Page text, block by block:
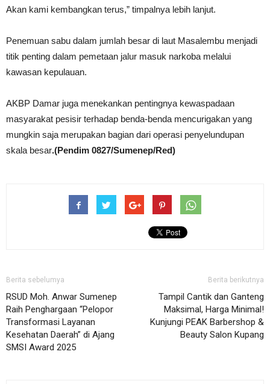
Akan kami kembangkan terus,” timpalnya lebih lanjut.
Penemuan sabu dalam jumlah besar di laut Masalembu menjadi
titik penting dalam pemetaan jalur masuk narkoba melalui
kawasan kepulauan.
AKBP Damar juga menekankan pentingnya kewaspadaan
masyarakat pesisir terhadap benda-benda mencurigakan yang
mungkin saja merupakan bagian dari operasi penyelundupan
skala besar.(Pendim 0827/Sumenep/Red)
Berita sebelumya
RSUD Moh. Anwar Sumenep
Raih Penghargaan “Pelopor
Transformasi Layanan
Kesehatan Daerah” di Ajang
SMSI Award 2025
Berita berikutnya
Tampil Cantik dan Ganteng
Maksimal, Harga Minimal!
Kunjungi PEAK Barbershop &
Beauty Salon Kupang